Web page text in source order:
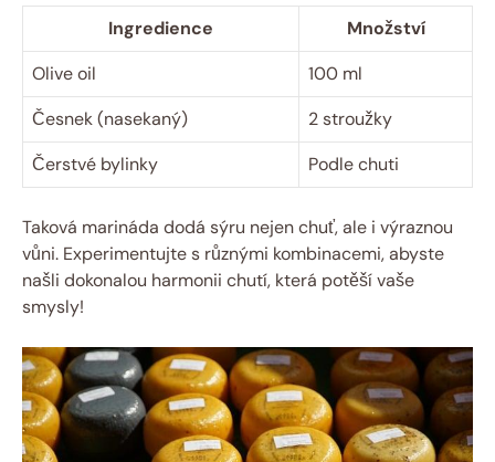
Ingredience
Množství
Olive oil
100 ml
Česnek (nasekaný)
2 stroužky
Čerstvé bylinky
Podle chuti
Taková marináda dodá sýru nejen chuť, ale i výraznou
vůni. Experimentujte s různými kombinacemi, abyste
našli dokonalou harmonii chutí, která potěší vaše
smysly!